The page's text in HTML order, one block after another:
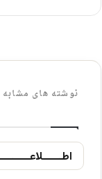
نوشته های مشابه